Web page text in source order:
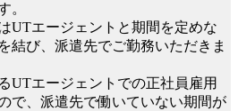
。
UTエージェントと期間を定めな
結び、派遣先でご勤務いただきま
UTエージェントでの正社員雇用
で、派遣先で働いていない期間が